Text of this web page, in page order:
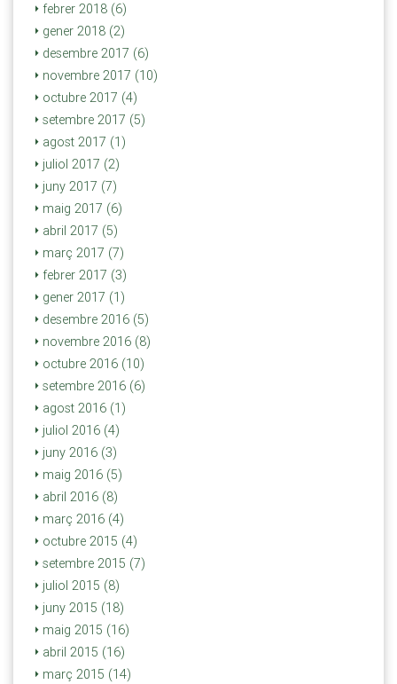
febrer 2018 (6)
gener 2018 (2)
desembre 2017 (6)
novembre 2017 (10)
octubre 2017 (4)
setembre 2017 (5)
agost 2017 (1)
juliol 2017 (2)
juny 2017 (7)
maig 2017 (6)
abril 2017 (5)
març 2017 (7)
febrer 2017 (3)
gener 2017 (1)
desembre 2016 (5)
novembre 2016 (8)
octubre 2016 (10)
setembre 2016 (6)
agost 2016 (1)
juliol 2016 (4)
juny 2016 (3)
maig 2016 (5)
abril 2016 (8)
març 2016 (4)
octubre 2015 (4)
setembre 2015 (7)
juliol 2015 (8)
juny 2015 (18)
maig 2015 (16)
abril 2015 (16)
març 2015 (14)